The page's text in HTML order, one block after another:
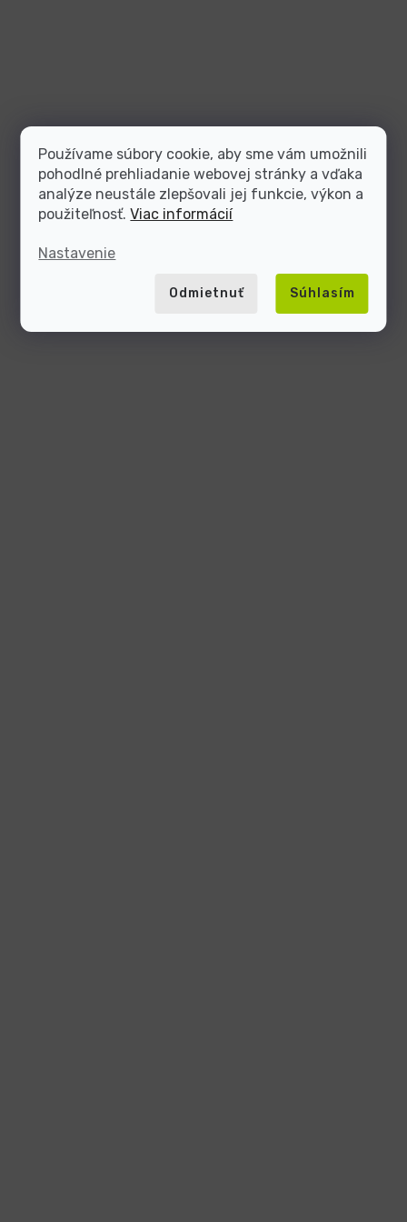
Používame súbory cookie, aby sme vám umožnili
pohodlné prehliadanie webovej stránky a vďaka
analýze neustále zlepšovali jej funkcie, výkon a
použiteľnosť.Viac informácií
Nastavenie
Odmietnuť Súhlasím